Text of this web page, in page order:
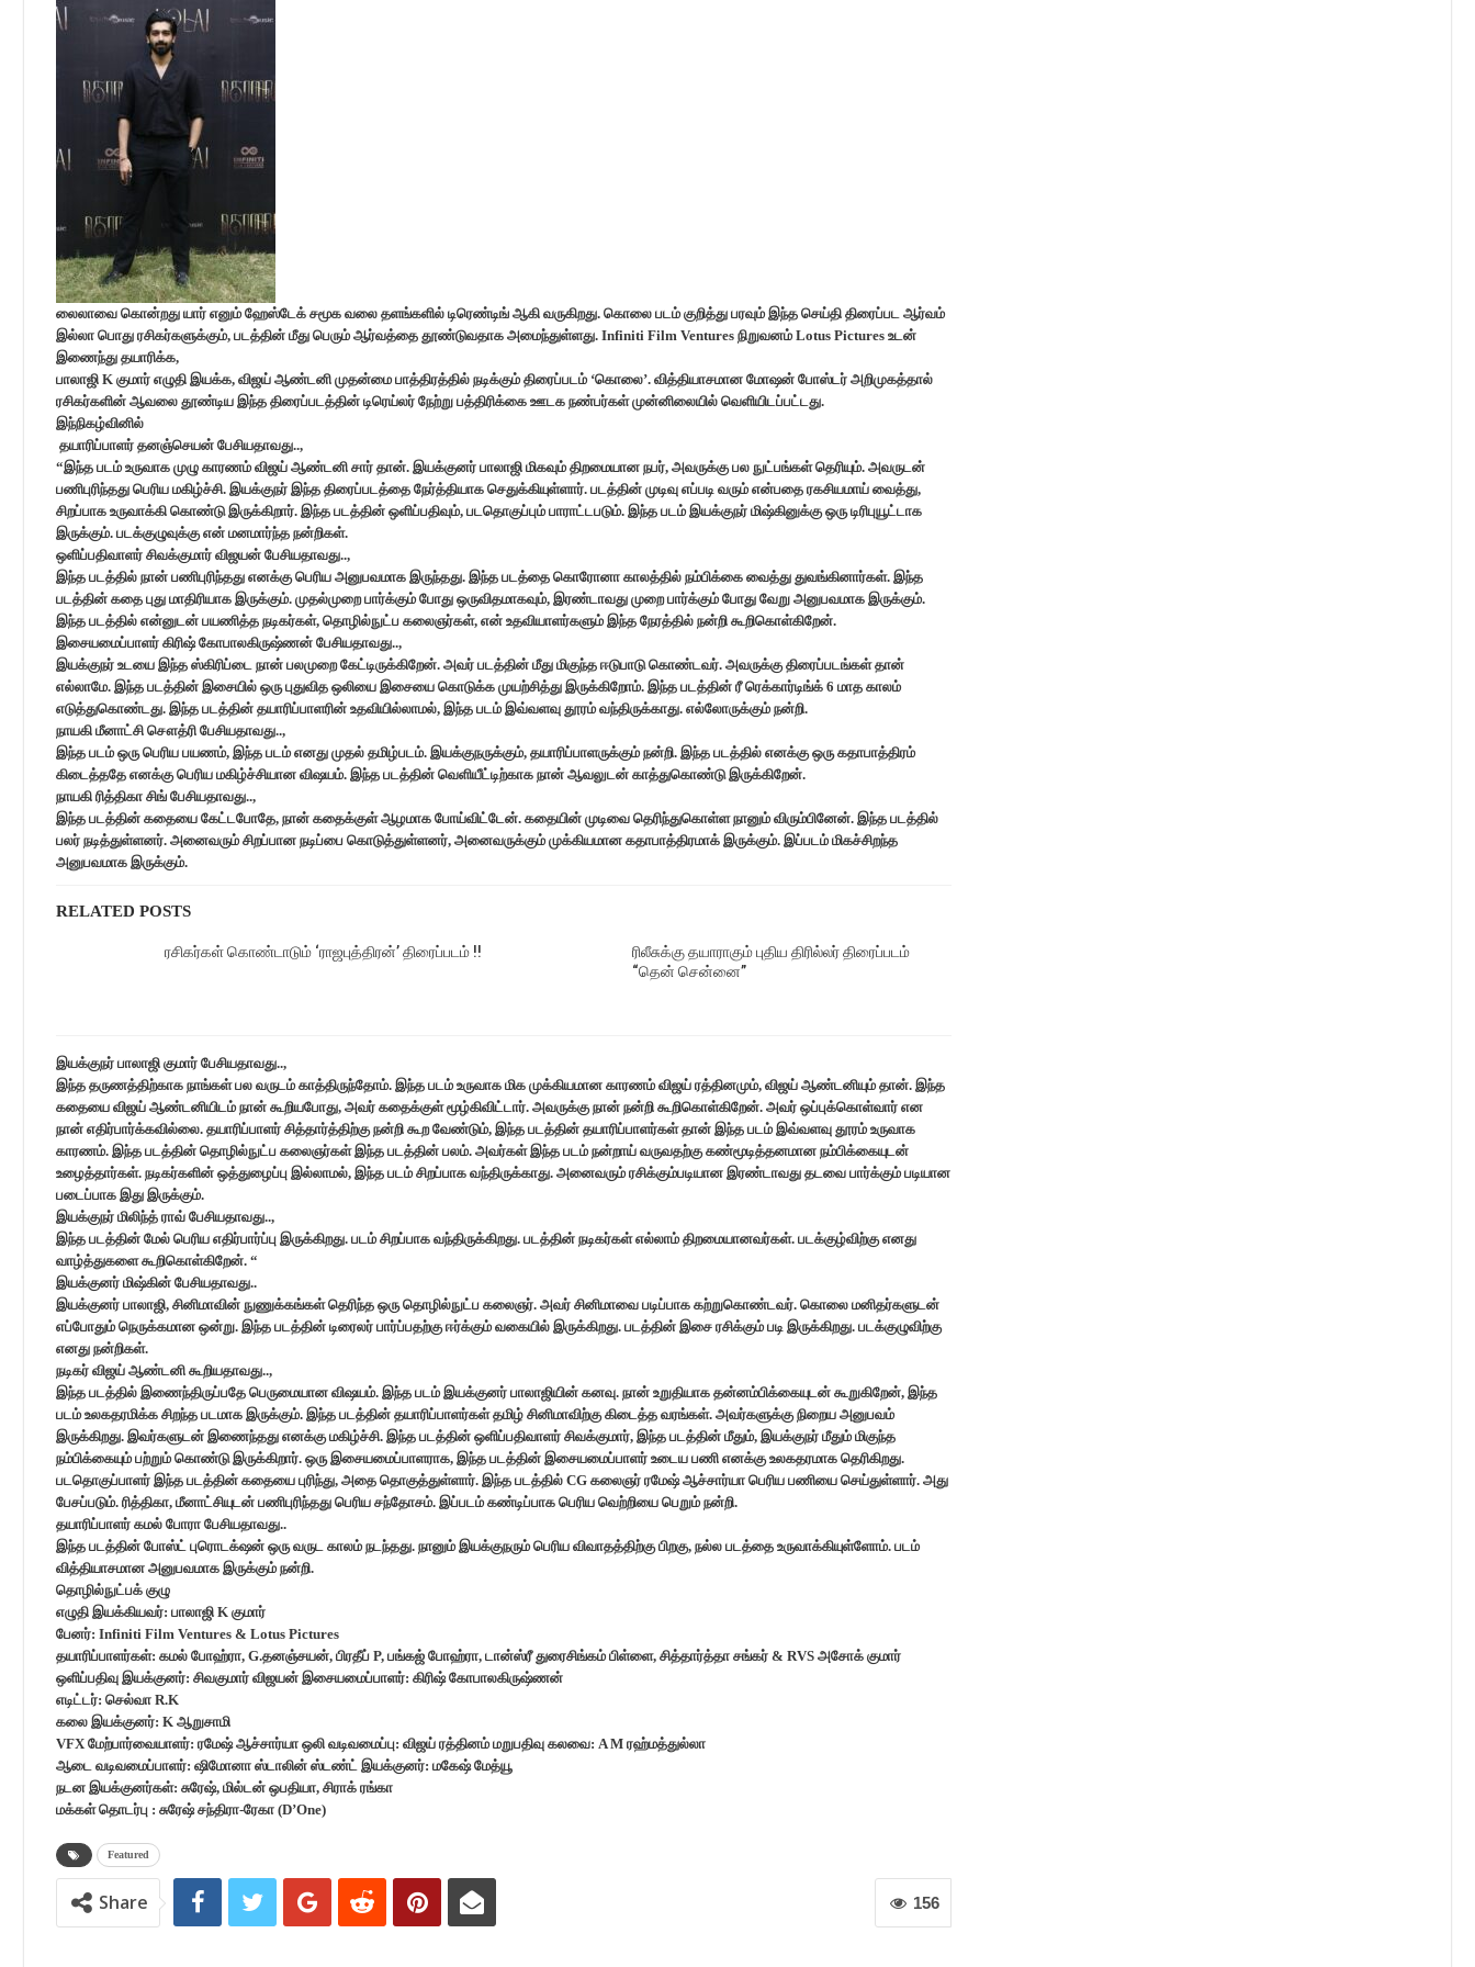
லைலாவை கொன்றது யார் எனும் ஹேஸ்டேக் சமூக வலை தளங்களில் டிரெண்டிங் ஆகி வருகிறது. கொலை படம் குறித்து பரவும் இந்த செய்தி திரைப்பட ஆர்வம்
இல்லா பொது ரசிகர்களுக்கும், படத்தின் மீது பெரும் ஆர்வத்தை தூண்டுவதாக அமைந்துள்ளது. Infiniti Film Ventures நிறுவனம் Lotus Pictures உடன்
இணைந்து தயாரிக்க,
பாலாஜி K குமார் எழுதி இயக்க, விஜய் ஆண்டனி முதன்மை பாத்திரத்தில் நடிக்கும் திரைப்படம் ‘கொலை’. வித்தியாசமான மோஷன் போஸ்டர் அறிமுகத்தால்
ரசிகர்களின் ஆவலை தூண்டிய இந்த திரைப்படத்தின் டிரெய்லர் நேற்று பத்திரிக்கை ஊடக நண்பர்கள் முன்னிலையில் வெளியிடப்பட்டது.
இந்நிகழ்வினில்
தயாரிப்பாளர் தனஞ்செயன் பேசியதாவது..,
“இந்த படம் உருவாக முழு காரணம் விஜய் ஆண்டனி சார் தான். இயக்குனர் பாலாஜி மிகவும் திறமையான நபர், அவருக்கு பல நுட்பங்கள் தெரியும். அவருடன்
பணிபுரிந்தது பெரிய மகிழ்ச்சி. இயக்குநர் இந்த திரைப்படத்தை நேர்த்தியாக செதுக்கியுள்ளார். படத்தின் முடிவு எப்படி வரும் என்பதை ரகசியமாய் வைத்து,
சிறப்பாக உருவாக்கி கொண்டு இருக்கிறார். இந்த படத்தின் ஒளிப்பதிவும், படதொகுப்பும் பாராட்டபடும். இந்த படம் இயக்குநர் மிஷ்கினுக்கு ஒரு டிரிபுயூட்டாக
இருக்கும். படக்குழுவுக்கு என் மனமார்ந்த நன்றிகள்.
ஒளிப்பதிவாளர் சிவக்குமார் விஜயன் பேசியதாவது..,
இந்த படத்தில் நான் பணிபுரிந்தது எனக்கு பெரிய அனுபவமாக இருந்தது. இந்த படத்தை கொரோனா காலத்தில் நம்பிக்கை வைத்து துவங்கினார்கள். இந்த
படத்தின் கதை புது மாதிரியாக இருக்கும். முதல்முறை பார்க்கும் போது ஒருவிதமாகவும், இரண்டாவது முறை பார்க்கும் போது வேறு அனுபவமாக இருக்கும்.
இந்த படத்தில் என்னுடன் பயணித்த நடிகர்கள், தொழில்நுட்ப கலைஞர்கள், என் உதவியாளர்களும் இந்த நேரத்தில் நன்றி கூறிகொள்கிறேன்.
இசையமைப்பாளர் கிரிஷ் கோபாலகிருஷ்ணன் பேசியதாவது..,
இயக்குநர் உடயை இந்த ஸ்கிரிப்டை நான் பலமுறை கேட்டிருக்கிறேன். அவர் படத்தின் மீது மிகுந்த ஈடுபாடு கொண்டவர். அவருக்கு திரைப்படங்கள் தான்
எல்லாமே. இந்த படத்தின் இசையில் ஒரு புதுவித ஒலியை இசையை கொடுக்க முயற்சித்து இருக்கிறோம். இந்த படத்தின் ரீ ரெக்கார்டிங்க் 6 மாத காலம்
எடுத்துகொண்டது. இந்த படத்தின் தயாரிப்பாளரின் உதவியில்லாமல், இந்த படம் இவ்வளவு தூரம் வந்திருக்காது. எல்லோருக்கும் நன்றி.
நாயகி மீனாட்சி சௌத்ரி பேசியதாவது..,
இந்த படம் ஒரு பெரிய பயணம், இந்த படம் எனது முதல் தமிழ்படம். இயக்குநருக்கும், தயாரிப்பாளருக்கும் நன்றி. இந்த படத்தில் எனக்கு ஒரு கதாபாத்திரம்
கிடைத்ததே எனக்கு பெரிய மகிழ்ச்சியான விஷயம். இந்த படத்தின் வெளியீட்டிற்காக நான் ஆவலுடன் காத்துகொண்டு இருக்கிறேன்.
நாயகி ரித்திகா சிங் பேசியதாவது..,
இந்த படத்தின் கதையை கேட்டபோதே, நான் கதைக்குள் ஆழமாக போய்விட்டேன். கதையின் முடிவை தெரிந்துகொள்ள நானும் விரும்பினேன். இந்த படத்தில்
பலர் நடித்துள்ளனர். அனைவரும் சிறப்பான நடிப்பை கொடுத்துள்ளனர், அனைவருக்கும் முக்கியமான கதாபாத்திரமாக் இருக்கும். இப்படம் மிகச்சிறந்த
அனுபவமாக இருக்கும்.
RELATED POSTS
ரசிகர்கள் கொண்டாடும் ‘ராஜபுத்திரன்’ திரைப்படம் !!
ரிலீசுக்கு தயாராகும் புதிய திரில்லர் திரைப்படம்
“தென் சென்னை”
இயக்குநர் பாலாஜி குமார் பேசியதாவது..,
இந்த தருணத்திற்காக நாங்கள் பல வருடம் காத்திருந்தோம். இந்த படம் உருவாக மிக முக்கியமான காரணம் விஜய் ரத்தினமும், விஜய் ஆண்டனியும் தான். இந்த
கதையை விஜய் ஆண்டனியிடம் நான் கூறியபோது, அவர் கதைக்குள் மூழ்கிவிட்டார். அவருக்கு நான் நன்றி கூறிகொள்கிறேன். அவர் ஒப்புக்கொள்வார் என
நான் எதிர்பார்க்கவில்லை. தயாரிப்பாளர் சித்தார்த்திற்கு நன்றி கூற வேண்டும், இந்த படத்தின் தயாரிப்பாளர்கள் தான் இந்த படம் இவ்வளவு தூரம் உருவாக
காரணம். இந்த படத்தின் தொழில்நுட்ப கலைஞர்கள் இந்த படத்தின் பலம். அவர்கள் இந்த படம் நன்றாய் வருவதற்கு கண்மூடித்தனமான நம்பிக்கையுடன்
உழைத்தார்கள். நடிகர்களின் ஒத்துழைப்பு இல்லாமல், இந்த படம் சிறப்பாக வந்திருக்காது. அனைவரும் ரசிக்கும்படியான இரண்டாவது தடவை பார்க்கும் படியான
படைப்பாக இது இருக்கும்.
இயக்குநர் மிலிந்த் ராவ் பேசியதாவது..,
இந்த படத்தின் மேல் பெரிய எதிர்பார்ப்பு இருக்கிறது. படம் சிறப்பாக வந்திருக்கிறது. படத்தின் நடிகர்கள் எல்லாம் திறமையானவர்கள். படக்குழ்விற்கு எனது
வாழ்த்துகளை கூறிகொள்கிறேன். “
இயக்குனர் மிஷ்கின் பேசியதாவது..
இயக்குனர் பாலாஜி, சினிமாவின் நுணுக்கங்கள் தெரிந்த ஒரு தொழில்நுட்ப கலைஞர். அவர் சினிமாவை படிப்பாக கற்றுகொண்டவர். கொலை மனிதர்களுடன்
எப்போதும் நெருக்கமான ஒன்று. இந்த படத்தின் டிரைலர் பார்ப்பதற்கு ஈர்க்கும் வகையில் இருக்கிறது. படத்தின் இசை ரசிக்கும் படி இருக்கிறது. படக்குழுவிற்கு
எனது நன்றிகள்.
நடிகர் விஜய் ஆண்டனி கூறியதாவது..,
இந்த படத்தில் இணைந்திருப்பதே பெருமையான விஷயம். இந்த படம் இயக்குனர் பாலாஜியின் கனவு. நான் உறுதியாக தன்னம்பிக்கையுடன் கூறுகிறேன், இந்த
படம் உலகதரமிக்க சிறந்த படமாக இருக்கும். இந்த படத்தின் தயாரிப்பாளர்கள் தமிழ் சினிமாவிற்கு கிடைத்த வரங்கள். அவர்களுக்கு நிறைய அனுபவம்
இருக்கிறது. இவர்களுடன் இணைந்தது எனக்கு மகிழ்ச்சி. இந்த படத்தின் ஒளிப்பதிவாளர் சிவக்குமார், இந்த படத்தின் மீதும், இயக்குநர் மீதும் மிகுந்த
நம்பிக்கையும் பற்றும் கொண்டு இருக்கிறார். ஒரு இசையமைப்பாளராக, இந்த படத்தின் இசையமைப்பாளர் உடைய பணி எனக்கு உலகதரமாக தெரிகிறது.
படதொகுப்பாளர் இந்த படத்தின் கதையை புரிந்து, அதை தொகுத்துள்ளார். இந்த படத்தில் CG கலைஞர் ரமேஷ் ஆச்சார்யா பெரிய பணியை செய்துள்ளார். அது
பேசப்படும். ரித்திகா, மீனாட்சியுடன் பணிபுரிந்தது பெரிய சந்தோசம். இப்படம் கண்டிப்பாக பெரிய வெற்றியை பெறும் நன்றி.
தயாரிப்பாளர் கமல் போரா பேசியதாவது..
இந்த படத்தின் போஸ்ட் புரொடக்‌ஷன் ஒரு வருட காலம் நடந்தது. நானும் இயக்குநரும் பெரிய விவாதத்திற்கு பிறகு, நல்ல படத்தை உருவாக்கியுள்ளோம். படம்
வித்தியாசமான அனுபவமாக இருக்கும் நன்றி.
தொழில்நுட்பக் குழு
எழுதி இயக்கியவர்: பாலாஜி K குமார்
பேனர்: Infiniti Film Ventures & Lotus Pictures
தயாரிப்பாளர்கள்: கமல் போஹ்ரா, G.தனஞ்சயன், பிரதீப் P, பங்கஜ் போஹ்ரா, டான்ஸ்ரீ துரைசிங்கம் பிள்ளை, சித்தார்த்தா சங்கர் & RVS அசோக் குமார்
ஒளிப்பதிவு இயக்குனர்: சிவகுமார் விஜயன் இசையமைப்பாளர்: கிரிஷ் கோபாலகிருஷ்ணன்
எடிட்டர்: செல்வா R.K
கலை இயக்குனர்: K ஆறுசாமி
VFX மேற்பார்வையாளர்: ரமேஷ் ஆச்சார்யா ஒலி வடிவமைப்பு: விஜய் ரத்தினம் மறுபதிவு கலவை: A M ரஹ்மத்துல்லா
ஆடை வடிவமைப்பாளர்: ஷிமோனா ஸ்டாலின் ஸ்டண்ட் இயக்குனர்: மகேஷ் மேத்யூ
நடன இயக்குனர்கள்: சுரேஷ், மில்டன் ஒபதியா, சிராக் ரங்கா
மக்கள் தொடர்பு : சுரேஷ் சந்திரா-ரேகா (D’One)
Featured
156
Share